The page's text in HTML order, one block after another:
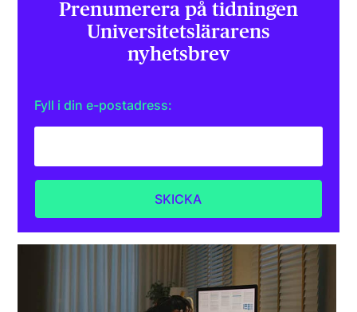
Prenumerera på tidningen
Universitets­lärarens
nyhetsbrev
Fyll i din e-postadress: